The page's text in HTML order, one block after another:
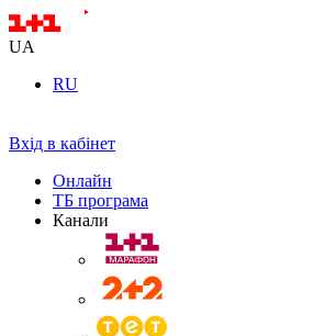
UA
RU
Вхід в кабінет
Онлайн
ТБ програма
Канали